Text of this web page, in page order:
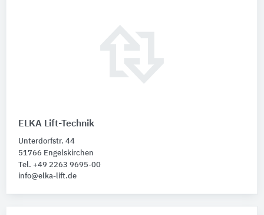
ELKA Lift-Technik
Unterdorfstr. 44
51766 Engelskirchen
Tel. +49 2263 9695-00
info@elka-lift.de